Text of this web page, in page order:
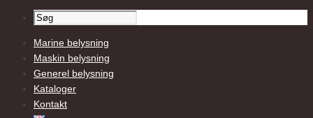
Marine belysning
Maskin belysning
Generel belysning
Kataloger
Kontakt